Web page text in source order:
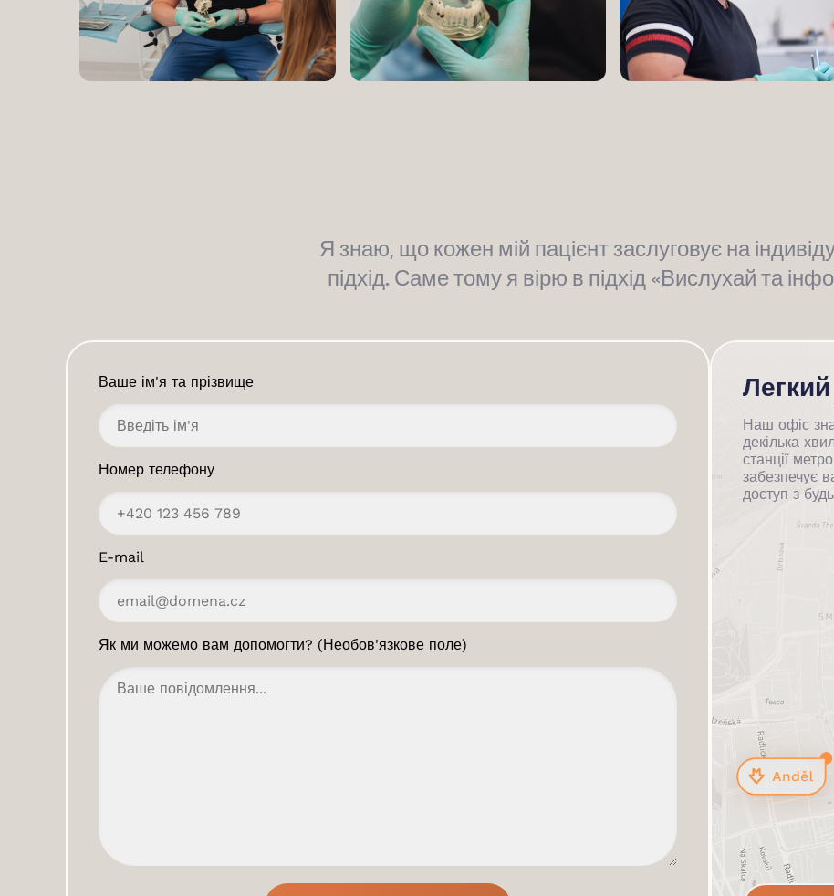
Я знаю, що кожен мій пацієнт заслуговує на
підхід. Саме тому я вірю в підхід «Вислухай та
Ваше ім'я та прізвище
Номер телефону
E-mail
Як ми можемо вам допомогти? (Необов'язкове поле)
Наш офіс
декілька
станції
забезпечує
доступ з